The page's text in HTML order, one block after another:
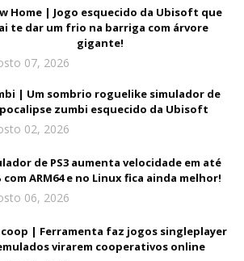
Home | Jogo esquecido da Ubisoft que
te dar um frio na barriga com árvore
gigante!
07, 2026
| Um sombrio roguelike simulador de
zumbi esquecido da Ubisoft
02, 2026
de PS3 aumenta velocidade em até
com ARM64 e no Linux fica ainda melhor!
06, 2026
coop | Ferramenta faz jogos singleplayer
virarem cooperativos online